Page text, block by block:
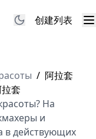
创建列表
/ 阿拉套
套
На
и
в действующих